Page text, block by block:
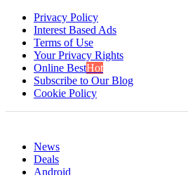
Privacy Policy
Interest Based Ads
Terms of Use
Your Privacy Rights
Online BestHot
Subscribe to Our Blog
Cookie Policy
News
Deals
Android